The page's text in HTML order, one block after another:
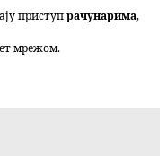
приступрачунарима,
мрежом.